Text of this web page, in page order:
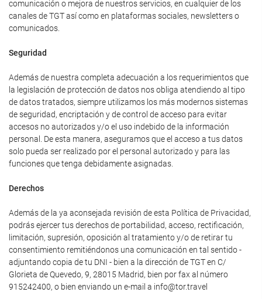
comunicación o mejora de nuestros servicios, en cualquier de los
canales de TGT así como en plataformas sociales, newsletters o
comunicados.
Seguridad
Además de nuestra completa adecuación a los requerimientos que
la legislación de protección de datos nos obliga atendiendo al tipo
de datos tratados, siempre utilizamos los más modernos sistemas
de seguridad, encriptación y de control de acceso para evitar
accesos no autorizados y/o el uso indebido de la información
personal. De esta manera, aseguramos que el acceso a tus datos
solo pueda ser realizado por el personal autorizado y para las
funciones que tenga debidamente asignadas.
Derechos
Además de la ya aconsejada revisión de esta Política de Privacidad,
podrás ejercer tus derechos de portabilidad, acceso, rectificación,
limitación, supresión, oposición al tratamiento y/o de retirar tu
consentimiento remitiéndonos una comunicación en tal sentido -
adjuntando copia de tu DNI - bien a la dirección de TGT en C/
Glorieta de Quevedo, 9, 28015 Madrid, bien por fax al número
915242400, o bien enviando un e-mail a info@tor.travel